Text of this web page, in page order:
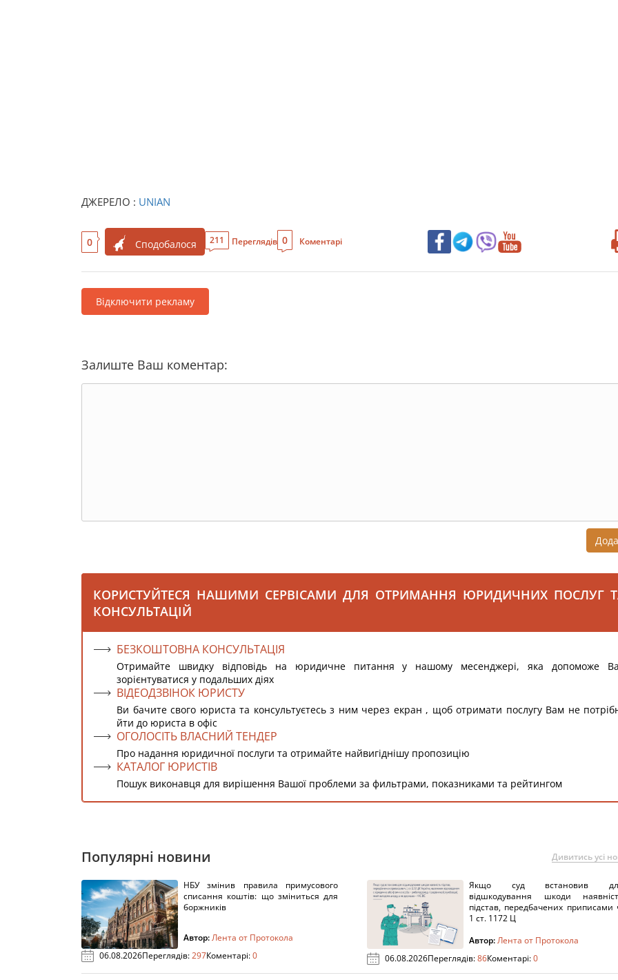
ДЖЕРЕЛО : UNIAN
0 Сподобалося 211 Переглядів 0 Коментарі
Відключити рекламу
Залиште Ваш коментар:
КОРИСТУЙТЕСЯ НАШИМИ СЕРВІСАМИ ДЛЯ ОТРИМАННЯ ЮРИДИЧНИХ ПОСЛУГ
КОНСУЛЬТАЦІЙ
БЕЗКОШТОВНА КОНСУЛЬТАЦІЯ
Отримайте швидку відповідь на юридичне питання у нашому месенджері, яка допоможе
зорієнтуватися у подальших діях
ВІДЕОДЗВІНОК ЮРИСТУ
Ви бачите свого юриста та консультуєтесь з ним через екран , щоб отримати послугу Вам не
йти до юриста в офіс
ОГОЛОСІТЬ ВЛАСНИЙ ТЕНДЕР
Про надання юридичної послуги та отримайте найвигіднішу пропозицію
КАТАЛОГ ЮРИСТІВ
Пошук виконавця для вирішення Вашої проблеми за фильтрами, показниками та рейтингом
Популярні новини Дивитись усі
НБУ змінив правила примусового
списання коштів: що зміниться для
боржників
Автор:Лента от Протокола
06.08.2026Переглядів:297Коментарі:0
Якщо суд встановив
відшкодування шкоди
підстав, передбачених приписами
1 ст. 1172 Ц
Автор:Лента от Протокола
06.08.2026Переглядів:86Коментарі:0